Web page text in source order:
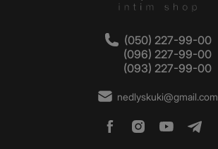
(050) 227-99-00
(096) 227-99-00
(093) 227-99-00
nedlyskuki@gmail.com